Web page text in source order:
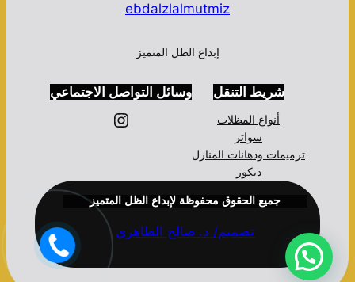
ebdalzlalmutmiz
إبداع الظل المتميز
شريط التنقل
أنواع المظلات
سواتر
ترميمات ودهانات المنازل
ديكور
وسائل التواصل الاجتماعي
إنستجرام
جميع الحقوق محفوظة لإبداع الظل المتميز
تصميم/ د. صالح الطاهري